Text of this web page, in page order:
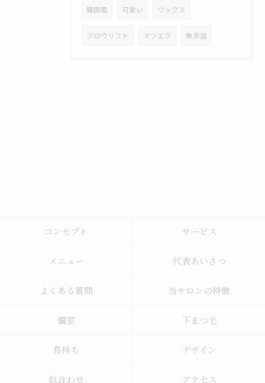
韓国風 可愛い ワックス
ブロウリフト マツエク 無添加
コンセプト サービス
メニュー 代表あいさつ
よくある質問 当サロンの特徴
個室 下まつ毛
長持ち デザイン
似合わせ アクセス